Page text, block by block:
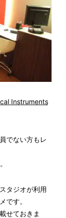
Instruments
でない方もレ
タジオが利用
です。
せておきま